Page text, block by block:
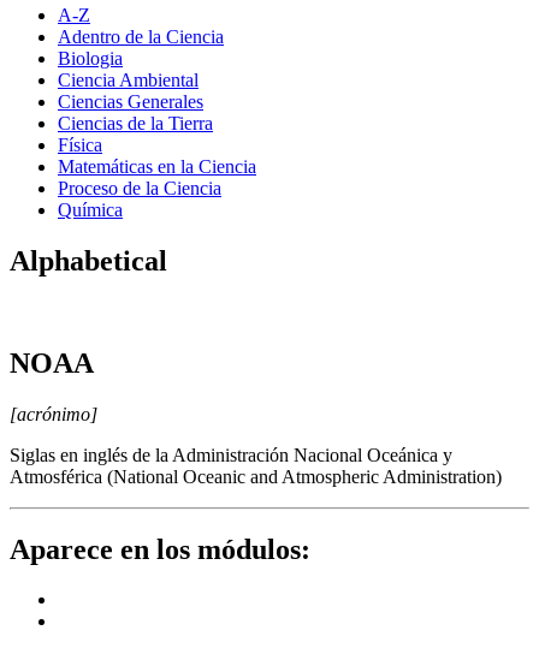
A-Z
Adentro de la Ciencia
Biologia
Ciencia Ambiental
Ciencias Generales
Ciencias de la Tierra
Física
Matemáticas en la Ciencia
Proceso de la Ciencia
Química
Alphabetical
NOAA
[acrónimo]
Siglas en inglés de la Administración Nacional Oceánica y
Atmosférica (National Oceanic and Atmospheric Administration)
Aparece en los módulos: